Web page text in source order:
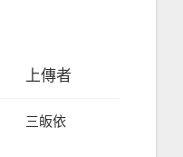
上傳者
三皈依